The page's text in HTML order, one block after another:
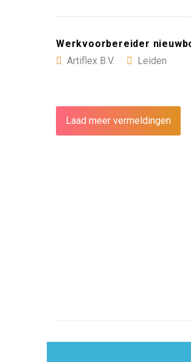
Werkvoorbereider
Artiflex B.V.
Leiden
Laad meer vermeldingen